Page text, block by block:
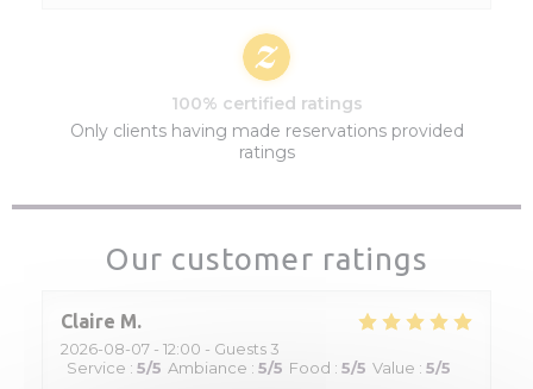
Our customer ratings
Claire M
2026-08-07 - 12:00 - Guests 3
Service : 5/5 Ambiance : 5/5 Food : 5/5 Value : 5/5
100% certified ratings
Only clients having made reservations provided
ratings